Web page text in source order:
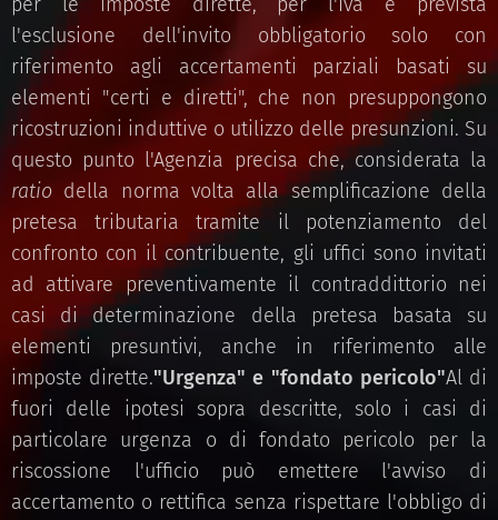
l'esclusione dell'invito obbligatorio solo con
riferimento agli accertamenti parziali basati su
elementi "certi e diretti", che non presuppongono
ricostruzioni induttive o utilizzo delle presunzioni. Su
questo punto l'Agenzia precisa che, considerata la
ratio della norma volta alla semplificazione della
pretesa tributaria tramite il potenziamento del
confronto con il contribuente, gli uffici sono invitati
ad attivare preventivamente il contraddittorio nei
casi di determinazione della pretesa basata su
elementi presuntivi, anche in riferimento alle
imposte dirette."Urgenza" e "fondato pericolo"Al di
fuori delle ipotesi sopra descritte, solo i casi di
particolare urgenza o di fondato pericolo per la
riscossione l'ufficio può emettere l'avviso di
accertamento o rettifica senza rispettare l'obbligo di